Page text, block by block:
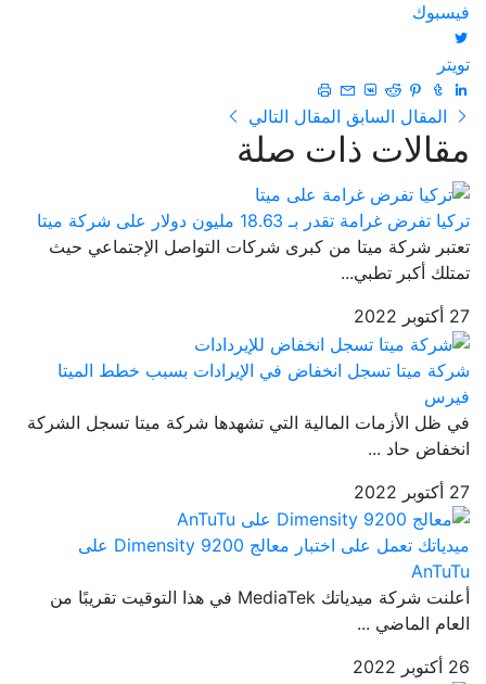
فيسبوك
تويتر
المقال السابق المقال التالي
مقالات ذات صلة
تركيا تفرض غرامة تقدر بـ 18.63 مليون دولار على شركة ميتا
تعتبر شركة ميتا من كبرى شركات التواصل الإجتماعي حيث
تمتلك أكبر تطبي...
27 أكتوبر 2022
شركة ميتا تسجل انخفاض في الإيرادات بسبب خطط الميتا
فيرس
في ظل الأزمات المالية التي تشهدها شركة ميتا تسجل الشركة
انخفاض حاد ...
27 أكتوبر 2022
ميدياتك تعمل على اختبار معالج Dimensity 9200 على
AnTuTu
أعلنت شركة ميدياتك MediaTek في هذا التوقيت تقريبًا من
العام الماضي ...
26 أكتوبر 2022